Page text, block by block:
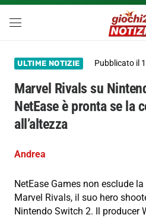
ULTIME NOTIZIE Pubblicato il
Marvel Rivals su
NetEase è pronta se la
all’altezza
Andrea
NetEase Games non esclude
Marvel Rivals, il suo hero
Nintendo Switch 2. Il producer